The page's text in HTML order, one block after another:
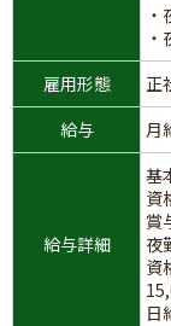
雇用形態
正
給与
月
給与詳細
基
資
賞
夜
資
日